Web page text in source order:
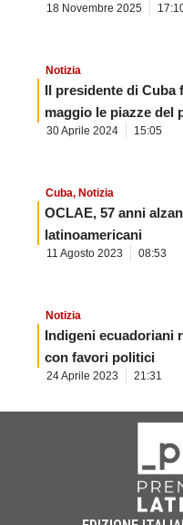
18 Novembre 2025
Notizia
Il presidente di Cuba
maggio le piazze del
30 Aprile 2024 15:05
Cuba, Notizia
OCLAE, 57 anni
latinoamericani
11 Agosto 2023 08:53
Notizia
Indigeni ecuadoriani
con favori politici
24 Aprile 2023 21:31